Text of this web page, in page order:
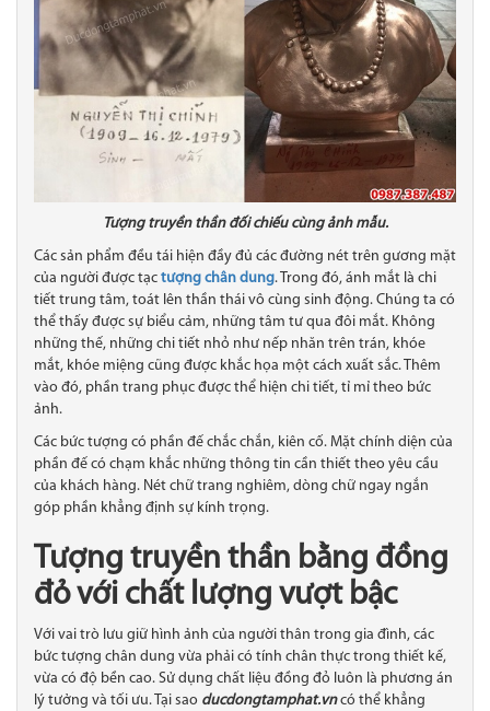
Tượng truyền thần đối chiếu cùng ảnh mẫu.
Các sản phẩm đều tái hiện đầy đủ các đường nét trên gương mặt
của người được tạc tượng chân dung. Trong đó, ánh mắt là chi
tiết trung tâm, toát lên thần thái vô cùng sinh động. Chúng ta có
thể thấy được sự biểu cảm, những tâm tư qua đôi mắt. Không
những thế, những chi tiết nhỏ như nếp nhăn trên trán, khóe
mắt, khóe miệng cũng được khắc họa một cách xuất sắc. Thêm
vào đó, phần trang phục được thể hiện chi tiết, tỉ mỉ theo bức
ảnh.
Các bức tượng có phần đế chắc chắn, kiên cố. Mặt chính diện của
phần đế có chạm khắc những thông tin cần thiết theo yêu cầu
của khách hàng. Nét chữ trang nghiêm, dòng chữ ngay ngắn
góp phần khẳng định sự kính trọng.
Tượng truyền thần bằng đồng
đỏ với chất lượng vượt bậc
Với vai trò lưu giữ hình ảnh của người thân trong gia đình, các
bức tượng chân dung vừa phải có tính chân thực trong thiết kế,
vừa có độ bền cao. Sử dụng chất liệu đồng đỏ luôn là phương án
lý tưởng và tối ưu. Tại sao ducdongtamphat.vncó thể khẳng